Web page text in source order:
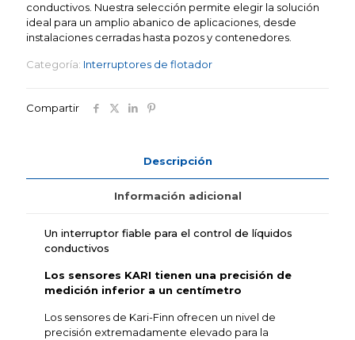
conductivos. Nuestra selección permite elegir la solución
ideal para un amplio abanico de aplicaciones, desde
instalaciones cerradas hasta pozos y contenedores.
Categoría: Interruptores de flotador
Compartir
Descripción
Información adicional
Un interruptor fiable para el control de líquidos
conductivos
Los sensores KARI tienen una precisión de
medición inferior a un centímetro
Los sensores de Kari-Finn ofrecen un nivel de
precisión extremadamente elevado para la